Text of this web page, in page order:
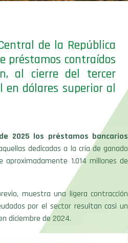
de la República
préstamos contraídos
al cierre del tercer
dólares superior al
2025 los préstamos bancarios
dedicadas a la cría de ganado
1.014 millones de
muestra una ligera contracción
por el sector resultan casi un
diciembre de 2024.